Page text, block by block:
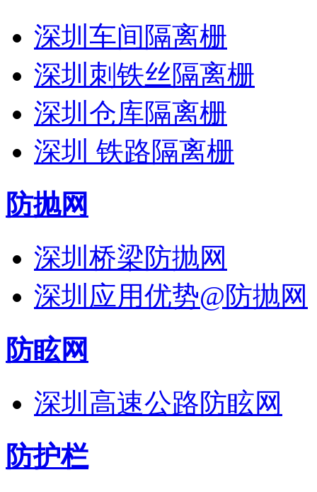
深圳车间隔离栅
深圳刺铁丝隔离栅
深圳仓库隔离栅
深圳 铁路隔离栅
防抛网
深圳桥梁防抛网
深圳应用优势@防抛网
防眩网
深圳高速公路防眩网
防护栏